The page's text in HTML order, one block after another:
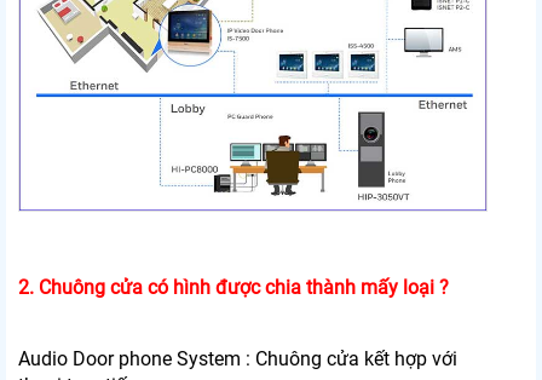
2. Chuông cửa có hình được chia thành mấy loại ?
Audio Door phone System : Chuông cửa kết hợp với